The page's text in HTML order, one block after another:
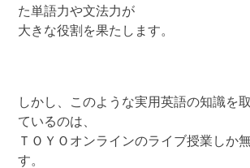
た単語力や文法力が
大きな役割を果たします。
しかし、このような実用英語の知識を
ているのは、
ＴＯＹＯオンラインのライブ授業しか
す。